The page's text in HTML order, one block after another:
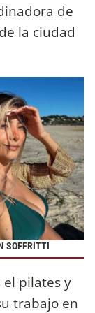
de
la ciudad
SOFFRITTI
el pilates y
trabajo en